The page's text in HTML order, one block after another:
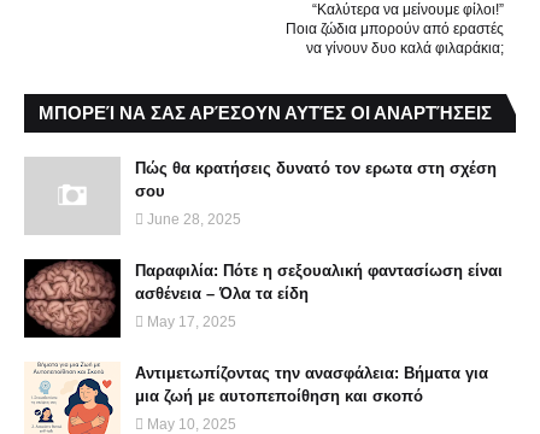
“Καλύτερα να μείνουμε φίλοι!”
Ποια ζώδια μπορούν από εραστές
να γίνουν δυο καλά φιλαράκια;
ΜΠΟΡΕΊ ΝΑ ΣΑΣ ΑΡΈΣΟΥΝ ΑΥΤΈΣ ΟΙ ΑΝΑΡΤΉΣΕΙΣ
Πώς θα κρατήσεις δυνατό τον ερωτα στη σχέση
σου
June 28, 2025
Παραφιλία: Πότε η σεξουαλική φαντασίωση είναι
ασθένεια – Όλα τα είδη
May 17, 2025
Αντιμετωπίζοντας την ανασφάλεια: Βήματα για
μια ζωή με αυτοπεποίθηση και σκοπό
May 10, 2025